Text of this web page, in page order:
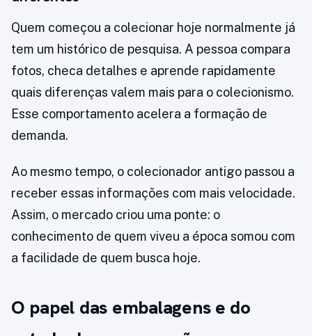
Quem começou a colecionar hoje normalmente já
tem um histórico de pesquisa. A pessoa compara
fotos, checa detalhes e aprende rapidamente
quais diferenças valem mais para o colecionismo.
Esse comportamento acelera a formação de
demanda.
Ao mesmo tempo, o colecionador antigo passou a
receber essas informações com mais velocidade.
Assim, o mercado criou uma ponte: o
conhecimento de quem viveu a época somou com
a facilidade de quem busca hoje.
O papel das embalagens e do